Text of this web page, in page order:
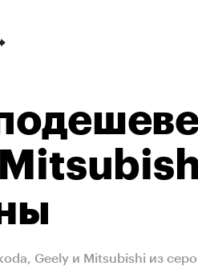
Geely и Mitsubishi из